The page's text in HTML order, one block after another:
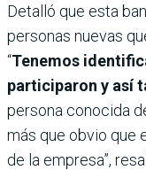
Detalló que esta
personas nuevas
“Tenemos
participaron y así
persona conocida
más que obvio que
de la empresa”,